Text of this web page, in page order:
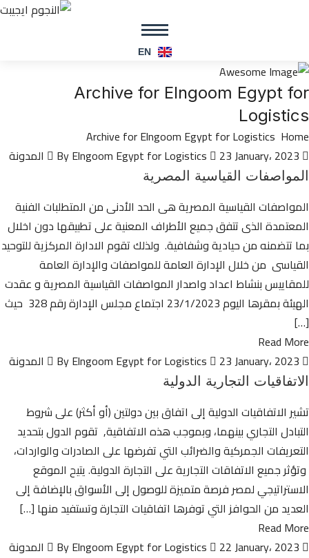
EN
Archive for Elngoom Egypt for
Logistics
Home
Archive for Elngoom Egypt for Logistics
23 January، 2023 المدونة
المواصفات القياسية المصرية
المواصفات القياسية المصرية هى الحد الأدنى من المتطلبات الفنية
المعتمدة الذى تتفق جميع الأطراف المعنية على تطبيقها دون اخلال
بما تتضمنه من حيادية وشفافية. ولذلك تقوم الادارة المركزية للتوحيد
القياسى من خلال الإدارة العامة للمواصفات والإدارة العامة
للمقاييس بنشاط اعداد واصدار المواصفات القياسية المصرية و عقدت
الهيئة بمقرها اليوم 23/1/2023 اجتماع مجلس الإدارة رقم 328 حيث
[…]
Read More
23 January، 2023 المدونة
الاتفاقيات التجارية الدولية
تشير الاتفاقيات الدولية إلى اتفاق بين دولتين (أو أكثر) على شروط
التبادل التجاري بينهما، وبموجب هذه الاتفاقية, تقوم الدول بتحديد
التعريفات الجمركية والضرائب التي تفرضها على الصادرات والواردات،
وتؤثر جميع الاتفاقات التجارية على التجارة الدولية. يتيح الموقع
الاستراتيجي لمصر فرصة متميزة للوصول إلى الأسواق بالإضافة إلى
العديد من الحوافز التي توفرها اتفاقيات التجارة وتستفيد منها […]
Read More
22 January، 2023 المدونة